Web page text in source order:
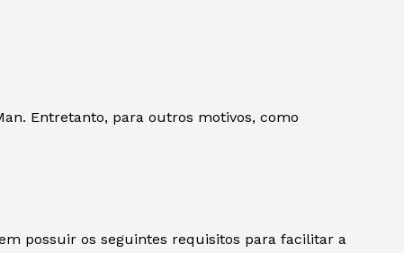
Entretanto, para outros motivos, como
possuir os seguintes requisitos para facilitar a